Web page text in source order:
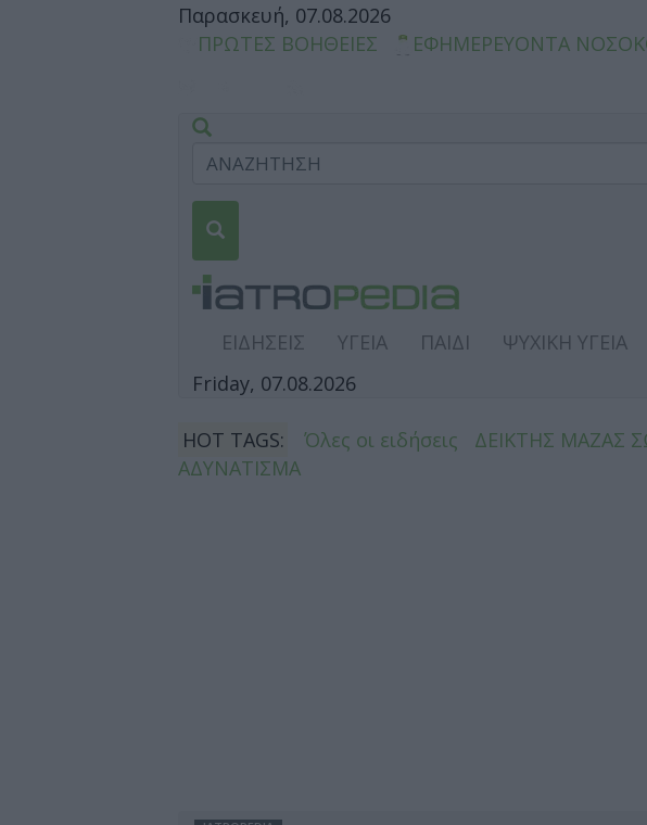
Παρασκευή, 07.08.2026
ΠΡΩΤΕΣ ΒΟΗΘΕΙΕΣ
ΕΦΗΜΕΡΕΥΟΝΤΑ
ΕΙΔΗΣΕΙΣ ΥΓΕΙΑ ΠΑΙΔΙ ΨΥΧΙΚΗ ΥΓΕΙΑ
Friday, 07.08.2026
HOT TAGS: Όλες οι ειδήσεις ΔΕΙΚΤΗΣ ΜΑΖΑΣ
ΑΔΥΝΑΤΙΣΜΑ